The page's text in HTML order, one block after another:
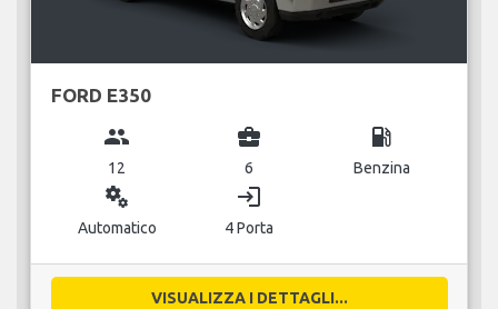
FORD E350
group
12
business_center
6
local_gas_station
Benzina
miscellaneous_services
Automatico
login
4 Porta
VISUALIZZA I DETTAGLI...